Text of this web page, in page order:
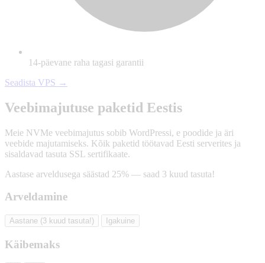
14-päevane raha tagasi garantii
Seadista VPS →
Veebimajutuse paketid Eestis
Meie NVMe veebimajutus sobib WordPressi, e poodide ja äri
veebide majutamiseks. Kõik paketid töötavad Eesti serverites ja
sisaldavad tasuta SSL sertifikaate.
Aastase arveldusega säästad 25% — saad 3 kuud tasuta!
Arveldamine
Aastane (3 kuud tasuta!) Igakuine
Käibemaks